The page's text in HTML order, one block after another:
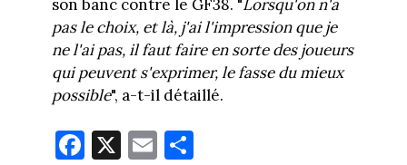
son banc contre le GF38. "Lorsqu'on n'a
pas le choix, et là, j'ai l'impression que je
ne l'ai pas, il faut faire en sorte des joueurs
qui peuvent s'exprimer, le fasse du mieux
possible", a-t-il détaillé.
Fa X E Pa